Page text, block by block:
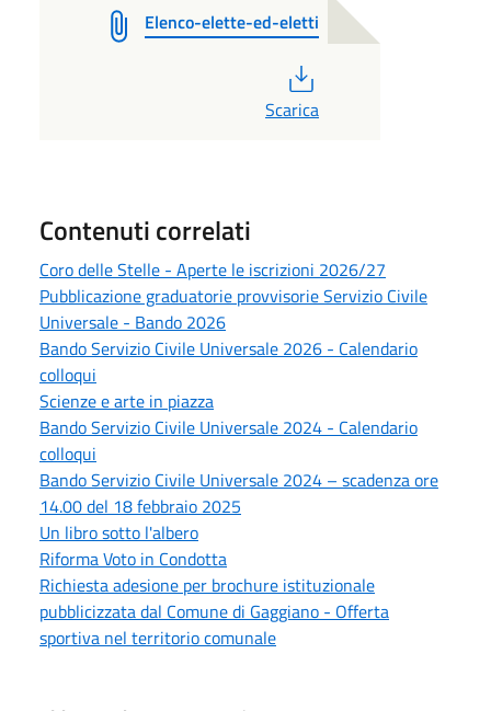
Elenco-elette-ed-eletti
Scarica
Contenuti correlati
Coro delle Stelle - Aperte le iscrizioni 2026/27
Pubblicazione graduatorie provvisorie Servizio Civile
Universale - Bando 2026
Bando Servizio Civile Universale 2026 - Calendario
colloqui
Scienze e arte in piazza
Bando Servizio Civile Universale 2024 - Calendario
colloqui
Bando Servizio Civile Universale 2024 – scadenza ore
14.00 del 18 febbraio 2025
Un libro sotto l'albero
Riforma Voto in Condotta
Richiesta adesione per brochure istituzionale
pubblicizzata dal Comune di Gaggiano - Offerta
sportiva nel territorio comunale